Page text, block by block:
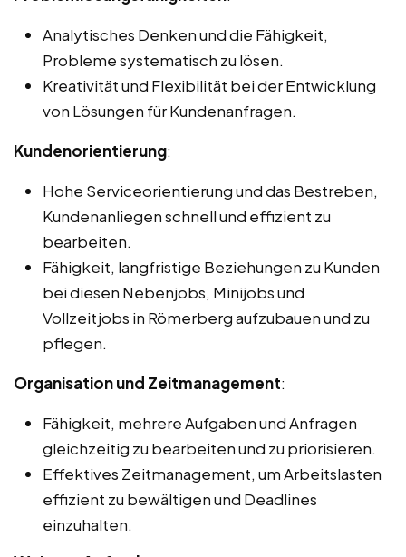
Analytisches Denken und die Fähigkeit,
Probleme systematisch zu lösen.
Kreativität und Flexibilität bei der Entwicklung
von Lösungen für Kundenanfragen.
Kundenorientierung:
Hohe Serviceorientierung und das Bestreben,
Kundenanliegen schnell und effizient zu
bearbeiten.
Fähigkeit, langfristige Beziehungen zu Kunden
bei diesen Nebenjobs, Minijobs und
Vollzeitjobs in Römerberg aufzubauen und zu
pflegen.
Organisation und Zeitmanagement:
Fähigkeit, mehrere Aufgaben und Anfragen
gleichzeitig zu bearbeiten und zu priorisieren.
Effektives Zeitmanagement, um Arbeitslasten
effizient zu bewältigen und Deadlines
einzuhalten.